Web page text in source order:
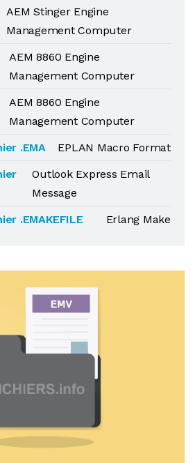
AEM Stinger Engine
Management Computer
AEM 8860 Engine
Management Computer
AEM 8860 Engine
Management Computer
.EMA
EPLAN Macro Format
Outlook Express Email
Message
.EMAKEFILE
Erlang Make